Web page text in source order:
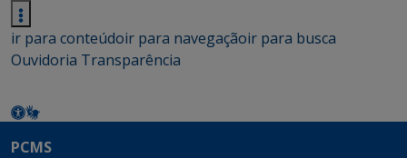
ir para conteúdoir para navegaçãoir para busca
Ouvidoria Transparência
PCMS